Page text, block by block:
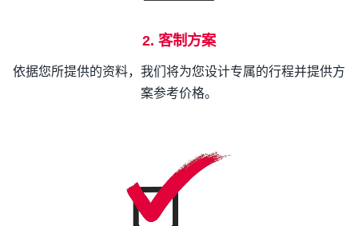
2. 客制方案
依据您所提供的资料，我们将为您设计专属的行程并提供方
案参考价格。